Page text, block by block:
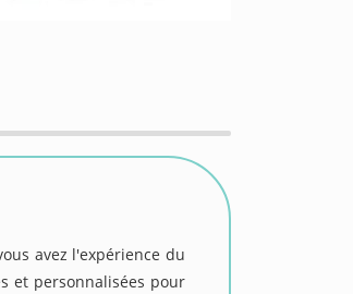
avez l'expérience du
et personnalisées pour